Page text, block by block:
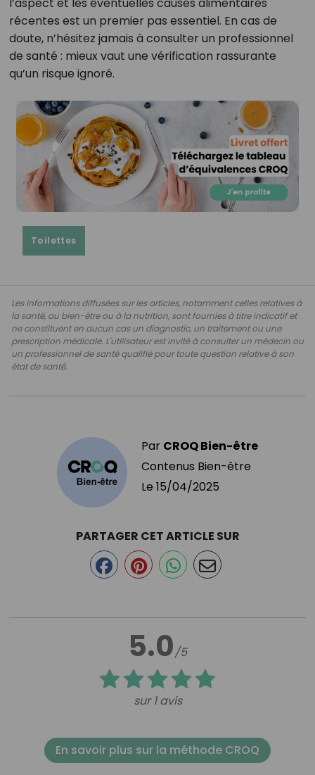
l’aspect et les éventuelles causes alimentaires
récentes est un premier pas essentiel. En cas de
doute, n’hésitez jamais à consulter un professionnel
de santé : mieux vaut une vérification rassurante
qu’un risque ignoré.
Toilettes
Les informations diffusées sur les articles, notamment celles relatives à
la santé, au bien-être ou à la nutrition, sont fournies à titre indicatif et
ne constituent en aucun cas un diagnostic, un traitement ou une
prescription médicale. L'utilisateur est invité à consulter un médecin ou
un professionnel de santé qualifié pour toute question relative à son
état de santé.
Par CROQ Bien-être
Contenus Bien-être
Le 15/04/2025
5.0/5
sur 1 avis
PARTAGER CET ARTICLE SUR
En savoir plus sur la méthode CROQ